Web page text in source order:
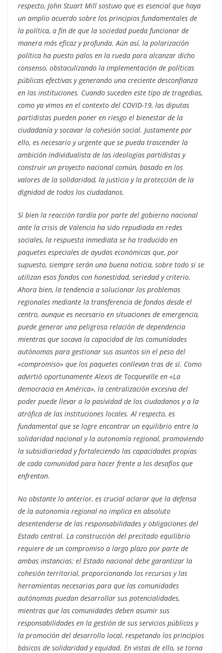
respecto, John Stuart Mill sostuvo que es esencial que haya
un amplio acuerdo sobre los principios fundamentales de
la política, a fin de que la sociedad pueda funcionar de
manera más eficaz y profunda. Aún así, la polarización
política ha puesto palos en la rueda para alcanzar dicho
consenso, obstaculizando la implementación de políticas
públicas efectivas y generando una creciente desconfianza
en las instituciones. Cuando suceden este tipo de tragedias,
como ya vimos en el contexto del COVID-19, las diputas
partidistas pueden poner en riesgo el bienestar de la
ciudadanía y socavar la cohesión social. Justamente por
ello, es necesario y urgente que se pueda trascender la
ambición individualista de las ideologías partidistas y
construir un proyecto nacional común, basado en los
valores de la solidaridad, la justicia y la protección de la
dignidad de todos los ciudadanos.
Si bien la reacción tardía por parte del gobierno nacional
ante la crisis de Valencia ha sido repudiada en redes
sociales, la respuesta inmediata se ha traducido en
paquetes especiales de ayudas económicas que, por
supuesto, siempre serán una buena noticia, sobre todo si se
utilizan esos fondos con honestidad, seriedad y criterio.
Ahora bien, la tendencia a solucionar los problemas
regionales mediante la transferencia de fondos desde el
centro, aunque es necesario en situaciones de emergencia,
puede generar una peligrosa relación de dependencia
mientras que socava la capacidad de las comunidades
autónomas para gestionar sus asuntos sin el peso del
«compromiso» que los paquetes conllevan tras de sí. Como
advirtió oportunamente Alexis de Tocqueville en «La
democracia en América», la centralización excesiva del
poder puede llevar a la pasividad de los ciudadanos y a la
atrófica de las instituciones locales. Al respecto, es
fundamental que se logre encontrar un equilibrio entre la
solidaridad nacional y la autonomía regional, promoviendo
la subsidiariedad y fortaleciendo las capacidades propias
de cada comunidad para hacer frente a los desafíos que
enfrentan.
No obstante lo anterior, es crucial aclarar que la defensa
de la autonomía regional no implica en absoluto
desentenderse de las responsabilidades y obligaciones del
Estado central. La construcción del precitado equilibrio
requiere de un compromiso a largo plazo por parte de
ambas instancias: el Estado nacional debe garantizar la
cohesión territorial, proporcionando los recursos y las
herramientas necesarias para que las comunidades
autónomas puedan desarrollar sus potencialidades,
mientras que las comunidades deben asumir sus
responsabilidades en la gestión de sus servicios públicos y
la promoción del desarrollo local, respetando los principios
básicos de solidaridad y equidad. En vistas de ello, se torna